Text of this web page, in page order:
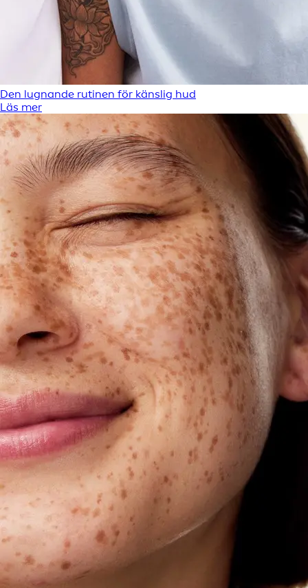
Den lugnande rutinen för känslig hud
Läs mer